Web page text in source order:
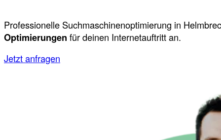
Professionelle Suchmaschinenoptimierung in
Optimierungen für deinen Internetauftritt an.
Jetzt anfragen